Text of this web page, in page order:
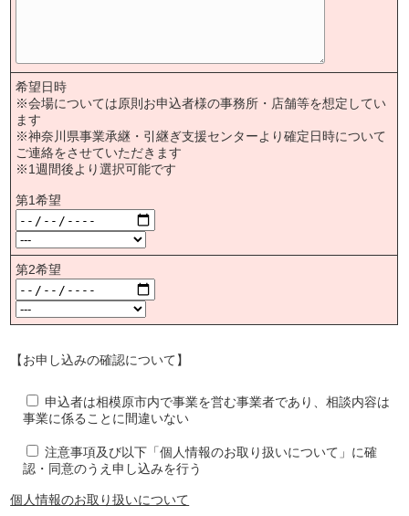
希望日時
※会場については原則お申込者様の事務所・店舗等を想定してい
ます
※神奈川県事業承継・引継ぎ支援センターより確定日時について
ご連絡をさせていただきます
※1週間後より選択可能です
第1希望
第2希望
【お申し込みの確認について】
申込者は相模原市内で事業を営む事業者であり、相談内容は
事業に係ることに間違いない
注意事項及び以下「個人情報のお取り扱いについて」に確
認・同意のうえ申し込みを行う
個人情報のお取り扱いについて